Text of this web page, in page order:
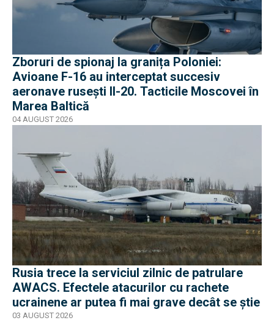
Zboruri de spionaj la granița Poloniei:
Avioane F-16 au interceptat succesiv
aeronave rusești Il-20. Tacticile Moscovei în
Marea Baltică
04 AUGUST 2026
Rusia trece la serviciul zilnic de patrulare
AWACS. Efectele atacurilor cu rachete
ucrainene ar putea fi mai grave decât se știe
03 AUGUST 2026